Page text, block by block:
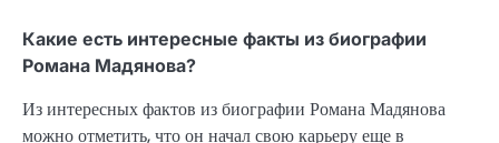
Какие есть интересные факты из биографии
Романа Мадянова?
Из интересных фактов из биографии Романа Мадянова
можно отметить, что он начал свою карьеру еще в